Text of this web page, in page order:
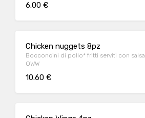
6.00 €
Chicken nuggets 8pz
Bocconcini di pollo* fritti serviti con salsa
OWW
10.60 €